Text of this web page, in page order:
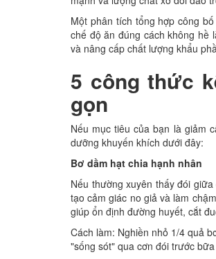
Một phân tích tổng hợp công
chế độ ăn đúng cách không hề
và nâng cấp chất lượng khẩu
5 công thức
gọn
Nếu mục tiêu của bạn là giảm
dưỡng khuyến khích dưới đây:
Bơ dầm hạt chia hạnh nhân
Nếu thường xuyên thấy đói
tạo cảm giác no giả và làm
giúp ổn định đường huyết, cắt
Cách làm: Nghiền nhỏ 1/4 quả
"sống sót" qua cơn đói trước